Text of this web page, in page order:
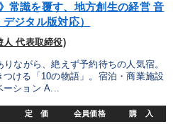
常識を覆す、地方創生の経営 音
ジタル版対応）
人 代表取締役)
ながら、絶えず予約待ちの人気宿。
ける「10の物語」。宿泊・商業施設
ーション A...
定 価 会員価格 購 入